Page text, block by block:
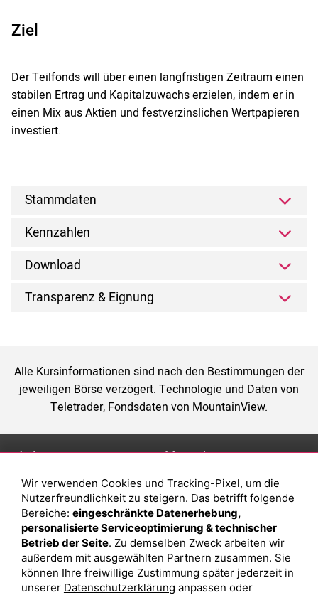
Ziel
Der Teilfonds will über einen langfristigen Zeitraum einen
stabilen Ertrag und Kapitalzuwachs erzielen, indem er in
einen Mix aus Aktien und festverzinslichen Wertpapieren
investiert.
Stammdaten
Kennzahlen
Download
Transparenz & Eignung
Alle Kursinformationen sind nach den Bestimmungen der
jeweiligen Börse verzögert. Technologie und Daten von
Teletrader, Fondsdaten von MountainView.
Anlage
Depot eröffnen
Depot vergleichen
Junior Depot
Top-Seller-Fonds
Top-Fonds
Magazin
Was sind sind ETFs?
Sparplan Vorteile
Was ist ein Fonds?
Wir verwenden Cookies und Tracking-Pixel, um die
Nutzerfreundlichkeit zu steigern. Das betrifft folgende
Bereiche: eingeschränkte Datenerhebung,
personalisierte Serviceoptimierung & technischer
Betrieb der Seite. Zu demselben Zweck arbeiten wir
außerdem mit ausgewählten Partnern zusammen. Sie
können Ihre freiwillige Zustimmung später jederzeit in
unserer Datenschutzerklärung anpassen oder